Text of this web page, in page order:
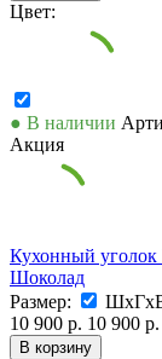
Цвет:
● В наличии
Акция
Кухонный
Шоколад
Размер:
10 900 р. 10 900 р.
В корзину